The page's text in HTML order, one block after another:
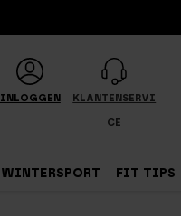
INLOGGEN KLANTENSERVI
CE
WINTERSPORT FIT TIPS